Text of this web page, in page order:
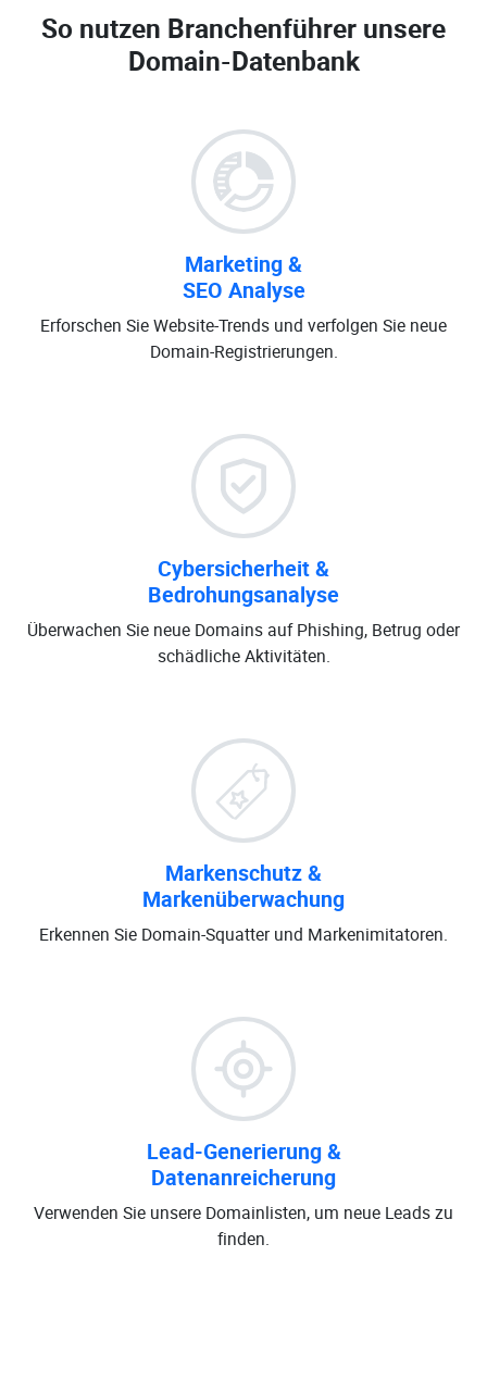
So nutzen Branchenführer unsere
Domain-Datenbank
Marketing &
SEO Analyse
Erforschen Sie Website-Trends und verfolgen Sie neue
Domain-Registrierungen.
Cybersicherheit &
Bedrohungsanalyse
Überwachen Sie neue Domains auf Phishing, Betrug oder
schädliche Aktivitäten.
Markenschutz &
Markenüberwachung
Erkennen Sie Domain-Squatter und Markenimitatoren.
Lead-Generierung &
Datenanreicherung
Verwenden Sie unsere Domainlisten, um neue Leads zu
finden.